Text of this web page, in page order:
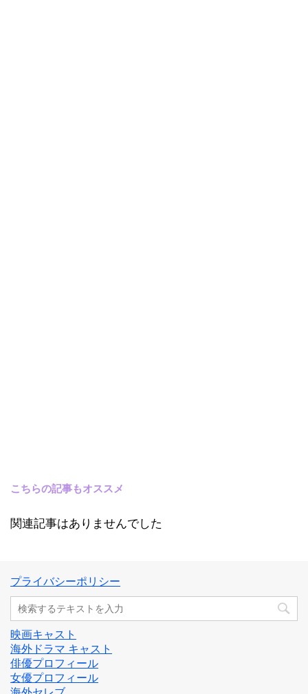
こちらの記事もオススメ
関連記事はありませんでした
プライバシーポリシー
映画キャスト
海外ドラマ キャスト
俳優プロフィール
女優プロフィール